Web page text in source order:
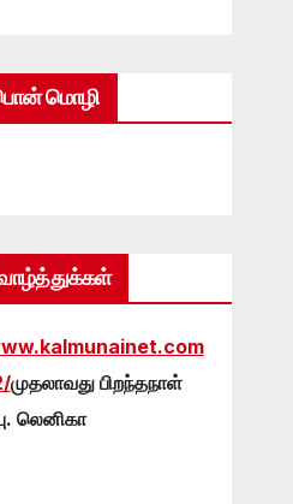
மொழி
முதலாவது பிறந்தநாள்
லெனிகா